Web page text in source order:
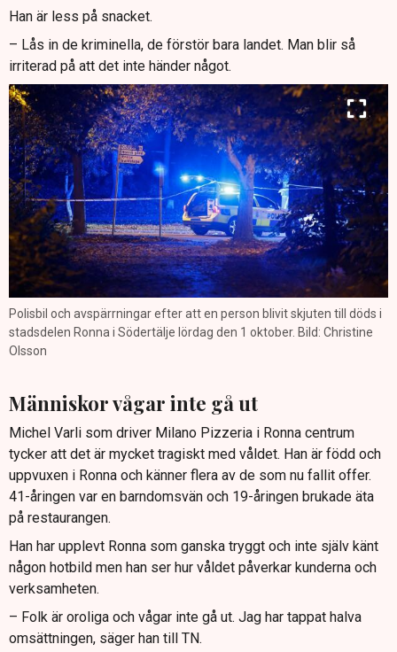
Han är less på snacket.
– Lås in de kriminella, de förstör bara landet. Man blir så
irriterad på att det inte händer något.
Polisbil och avspärrningar efter att en person blivit skjuten till döds i
stadsdelen Ronna i Södertälje lördag den 1 oktober. Bild: Christine
Olsson
Människor vågar inte gå ut
Michel Varli som driver Milano Pizzeria i Ronna centrum
tycker att det är mycket tragiskt med våldet. Han är född och
uppvuxen i Ronna och känner flera av de som nu fallit offer.
41-åringen var en barndomsvän och 19-åringen brukade äta
på restaurangen.
Han har upplevt Ronna som ganska tryggt och inte själv känt
någon hotbild men han ser hur våldet påverkar kunderna och
verksamheten.
– Folk är oroliga och vågar inte gå ut. Jag har tappat halva
omsättningen, säger han till TN.